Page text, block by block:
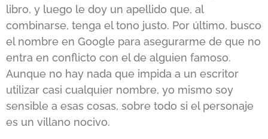
libro, y luego le doy un apellido que, al
combinarse, tenga el tono justo. Por último, busco
el nombre en Google para asegurarme de que no
entra en conflicto con el de alguien famoso.
Aunque no hay nada que impida a un escritor
utilizar casi cualquier nombre, yo mismo soy
sensible a esas cosas, sobre todo si el personaje
es un villano nocivo.